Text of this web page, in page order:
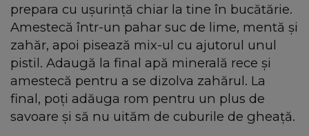
prepara cu ușurință chiar la tine în bucătărie.
Amestecă într-un pahar suc de lime, mentă și
zahăr, apoi pisează mix-ul cu ajutorul unul
pistil. Adaugă la final apă minerală rece și
amestecă pentru a se dizolva zahărul. La
final, poți adăuga rom pentru un plus de
savoare și să nu uităm de cuburile de gheață.